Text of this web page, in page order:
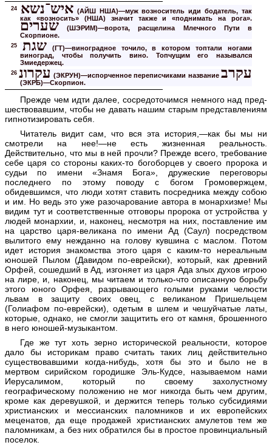
24 איש־נשא(АЙШ НША)—муж возноситель иди бодатель, так
как «возносить» (НША) значит также и «поднимать на рога».
שערים (ШЭРИМ)—ворота, расщелина Млечного Пути в
Скорпионе.
25 שגת (ГТ)—виноградное точило, в котором топтали ногами
виноград, чтобы получить вино. Топчущим его назывался
Змиедержец.
26 עקרונ (ЭКРУН)—испорченное переписчиками названиеעקרב
(ЭКРБ)—Скорпион.
Прежде чем идти далее, сосредоточимся немного над пред­
шествовавшим, чтобы не давать нашим старым представлениям
гипнотизировать себя.
Читатель видит сам, что вся эта история,—как бы мы ни
смотрели на нее!—не есть жизненная реальность.
Действительно, что мы в ней прочли? Прежде всего, требование
себе царя со стороны каких-то богоборцев у своего пророка и
судьи по имени «Знамя Бога», дружеские переговоры
последнего по этому поводу с богом Громовержцем,
обидевшимся, что люди хотят ставить посредника между собою
и им. Но ведь это уже разочарование автора в монархизме! Мы
видим тут и соответ­ственные отговоры пророка от устройства у
людей монархии, и, наконец, несмотря на них, поставление им
на царство царя-великана по имени Ад (Саул) посредством
вылитого ему нежданно на голову кувшина с маслом. Потом
идет история знакомства этого царя с каким-то нереальным
юношей Пылом (Давидом по-еврейски), который, как древний
Орфей, сошедший в Ад, изгоняет из царя Ада злых духов игрою
на лире, и, наконец, мы читаем и только-что описанную борьбу
этого юного Орфея, разрывающего голыми руками челюсти
львам в защиту своих овец, с великаном Пришельцем
(Голиафом по-еврейски), одетым в шлем и чешуйчатые латы,
которые, однако, не смогли защитить его от камня, брошенного
в него юношей-музыкантом.
Где же тут хоть зерно исторической реальности, которое
дало бы историкам право считать таких лиц действительно
существовавшими когда-нибудь, хотя бы это и было не в
мертвом сирийском городишке Эль-Кудсе, называемом нами
Иерусалимом, который по своему захолустному
географическому положению не мог никогда быть чем другим,
кроме как деревушкой, и держится теперь только субсидиями
христианских и мессианских паломников и их европейских
меценатов, да еще продажей христианских амулетов тем же
паломникам, а без них обратился бы в простое провинциальный
поселок.